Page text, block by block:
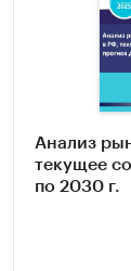
Анализ
текущее
по 2030 г.